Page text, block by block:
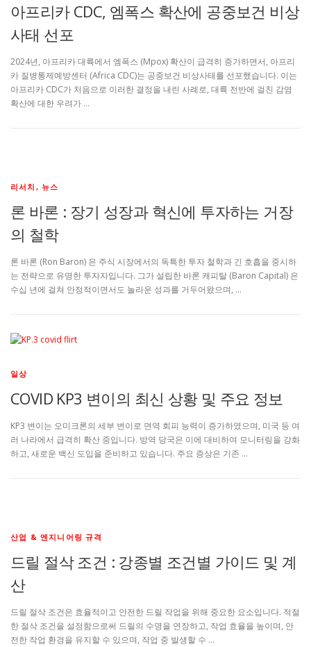
아프리카 CDC, 엠폭스 확산에 공중보건 비상
사태 선포
2024년, 아프리카 대륙에서 엠폭스 (Mpox) 확산이 급격히 증가하면서, 아프리
카 질병통제예방센터 (Africa CDC)는 공중보건 비상사태를 선포했습니다. 이는
아프리카 CDC가 처음으로 이러한 결정을 내린 사례로, 대륙 전반에 걸친 감염
확산에 대한 우려가 …
리서치, 뉴스
론 바론 : 장기 성장과 혁신에 투자하는 거장
의 철학
론 바론 (Ron Baron) 은 주식 시장에서의 독특한 투자 철학과 긴 호흡을 중시하
는 전략으로 유명한 투자자입니다. 그가 설립한 바론 캐피탈 (Baron Capital) 은
수십 년에 걸쳐 안정적이면서도 놀라운 성과를 거두어왔으며, …
일상
COVID KP3 변이의 최신 상황 및 주요 정보
KP3 변이는 오미크론의 세부 변이로 면역 회피 능력이 증가하였으며, 미국 등 여
러 나라에서 급격히 확산 중입니다. 방역 당국은 이에 대비하여 모니터링을 강화
하고, 새로운 백신 도입을 준비하고 있습니다. 주요 증상은 기존 …
산업 & 엔지니어링 규격
드릴 절삭 조건 : 강종별 조건별 가이드 및 계
산
드릴 절삭 조건은 효율적이고 안전한 드릴 작업을 위해 중요한 요소입니다. 적절
한 절삭 조건을 설정함으로써 드릴의 수명을 연장하고, 작업 효율을 높이며, 안
전한 작업 환경을 유지할 수 있으며, 작업 중 발생할 수 …